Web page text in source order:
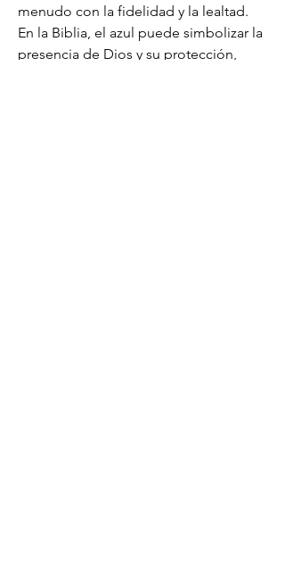
menudo con la fidelidad y la lealtad.
En la Biblia, el azul puede simbolizar la
presencia de Dios y su protección,